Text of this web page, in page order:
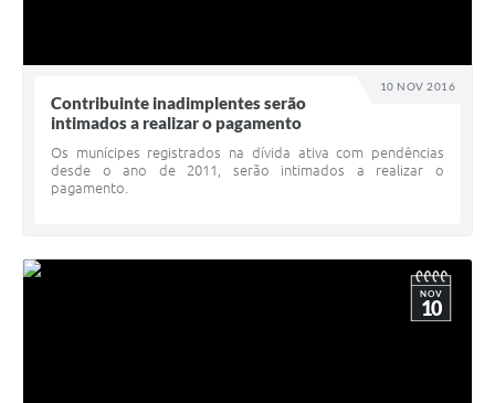
10 NOV 2016
Contribuinte inadimplentes serão
intimados a realizar o pagamento
Os munícipes registrados na dívida ativa com pendências
desde o ano de 2011, serão intimados a realizar o
pagamento.
NOV
10